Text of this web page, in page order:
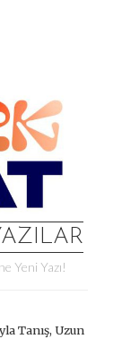
Yeni Yazı!
Tanış, Uzun